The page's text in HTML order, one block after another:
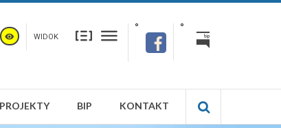
WIDOK
BIP KONTAKT